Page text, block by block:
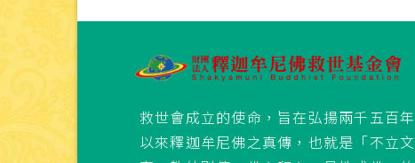
救世會成立的使命，旨在弘揚兩千五百年
以來釋迦牟尼佛之真傳，也就是「不立文